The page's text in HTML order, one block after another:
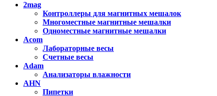
2mag
Контроллеры для магнитных мешалок
Многоместные магнитные мешалки
Одноместные магнитные мешалки
Acom
Лабораторные весы
Счетные весы
Adam
Анализаторы влажности
AHN
Пипетки